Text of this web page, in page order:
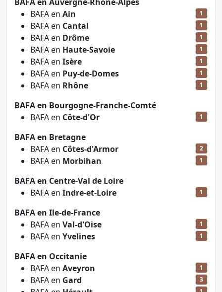
BAFA en Ain 1
BAFA en Cantal 1
BAFA en Drôme 1
BAFA en Haute-Savoie 1
BAFA en Isère 1
BAFA en Puy-de-Domes 1
BAFA en Rhône 1
BAFA en Bourgogne-Franche-Comté
BAFA en Côte-d'Or 1
BAFA en Bretagne
BAFA en Côtes-d'Armor 2
BAFA en Morbihan 1
BAFA en Centre-Val de Loire
BAFA en Indre-et-Loire 1
BAFA en Ile-de-France
BAFA en Val-d'Oise 1
BAFA en Yvelines 1
BAFA en Occitanie
BAFA en Aveyron 1
BAFA en Gard 3